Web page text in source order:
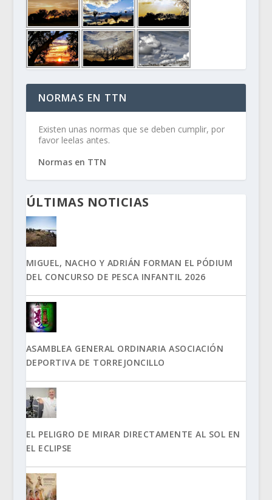
NORMAS EN TTN
Existen unas normas que se deben cumplir, por
favor leelas antes.
Normas en TTN
ÚLTIMAS NOTICIAS
MIGUEL, NACHO Y ADRIÁN FORMAN EL PÓDIUM
DEL CONCURSO DE PESCA INFANTIL 2026
ASAMBLEA GENERAL ORDINARIA ASOCIACIÓN
DEPORTIVA DE TORREJONCILLO
EL PELIGRO DE MIRAR DIRECTAMENTE AL SOL EN
EL ECLIPSE